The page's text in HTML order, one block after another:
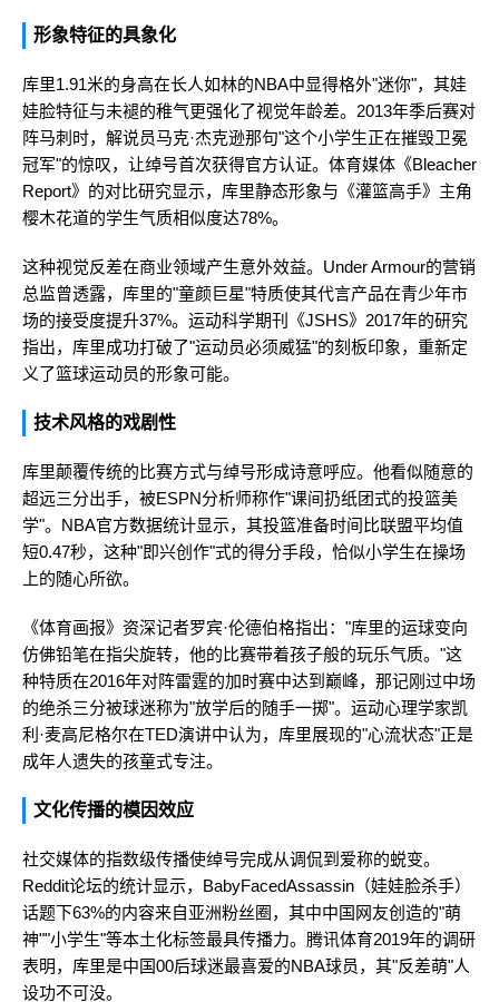
形象特征的具象化
库里1.91米的身高在长人如林的NBA中显得格外"迷你"，其娃
娃脸特征与未褪的稚气更强化了视觉年龄差。2013年季后赛对
阵马刺时，解说员马克·杰克逊那句"这个小学生正在摧毁卫冕
冠军"的惊叹，让绰号首次获得官方认证。体育媒体《Bleacher
Report》的对比研究显示，库里静态形象与《灌篮高手》主角
樱木花道的学生气质相似度达78%。
这种视觉反差在商业领域产生意外效益。Under Armour的营销
总监曾透露，库里的"童颜巨星"特质使其代言产品在青少年市
场的接受度提升37%。运动科学期刊《JSHS》2017年的研究
指出，库里成功打破了"运动员必须威猛"的刻板印象，重新定
义了篮球运动员的形象可能。
技术风格的戏剧性
库里颠覆传统的比赛方式与绰号形成诗意呼应。他看似随意的
超远三分出手，被ESPN分析师称作"课间扔纸团式的投篮美
学"。NBA官方数据统计显示，其投篮准备时间比联盟平均值
短0.47秒，这种"即兴创作"式的得分手段，恰似小学生在操场
上的随心所欲。
《体育画报》资深记者罗宾·伦德伯格指出："库里的运球变向
仿佛铅笔在指尖旋转，他的比赛带着孩子般的玩乐气质。"这
种特质在2016年对阵雷霆的加时赛中达到巅峰，那记刚过中场
的绝杀三分被球迷称为"放学后的随手一掷"。运动心理学家凯
利·麦高尼格尔在TED演讲中认为，库里展现的"心流状态"正是
成年人遗失的孩童式专注。
文化传播的模因效应
社交媒体的指数级传播使绰号完成从调侃到爱称的蜕变。
Reddit论坛的统计显示，BabyFacedAssassin（娃娃脸杀手）
话题下63%的内容来自亚洲粉丝圈，其中中国网友创造的"萌
神""小学生"等本土化标签最具传播力。腾讯体育2019年的调研
表明，库里是中国00后球迷最喜爱的NBA球员，其"反差萌"人
设功不可没。